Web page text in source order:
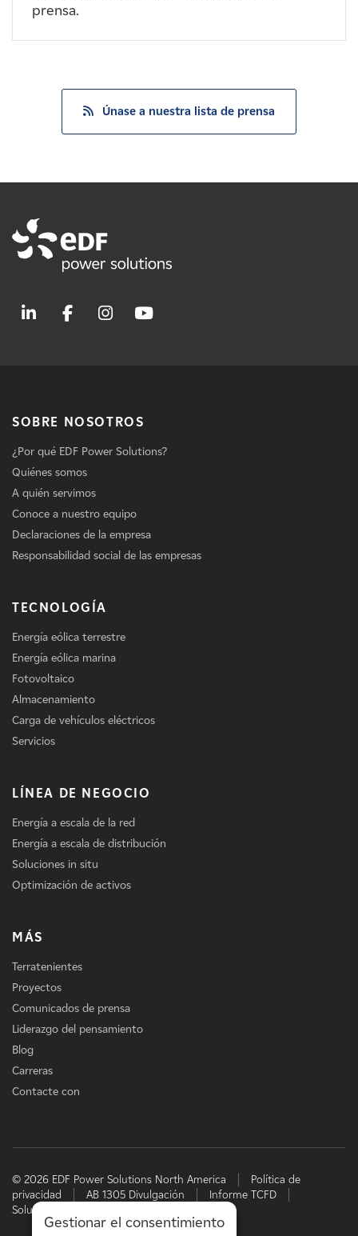
prensa.
Únase a nuestra lista de prensa
SOBRE NOSOTROS
¿Por qué EDF Power Solutions?
Quiénes somos
A quién servimos
Conoce a nuestro equipo
Declaraciones de la empresa
Responsabilidad social de las empresas
TECNOLOGÍA
Energía eólica terrestre
Energía eólica marina
Fotovoltaico
Almacenamiento
Carga de vehículos eléctricos
Servicios
LÍNEA DE NEGOCIO
Energía a escala de la red
Energía a escala de distribución
Soluciones in situ
Optimización de activos
MÁS
Terratenientes
Proyectos
Comunicados de prensa
Liderazgo del pensamiento
Blog
Carreras
Contacte con
© 2026 EDF Power Solutions North America
Política de
privacidad
AB 1305 Divulgación
Informe TCFD
Soluciones energéticas de EDF
Gestionar el consentimiento